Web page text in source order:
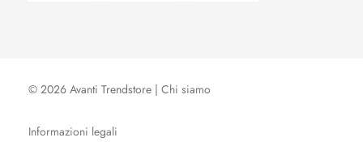
© 2026 Avanti Trendstore | Chi siamo
Informazioni legali